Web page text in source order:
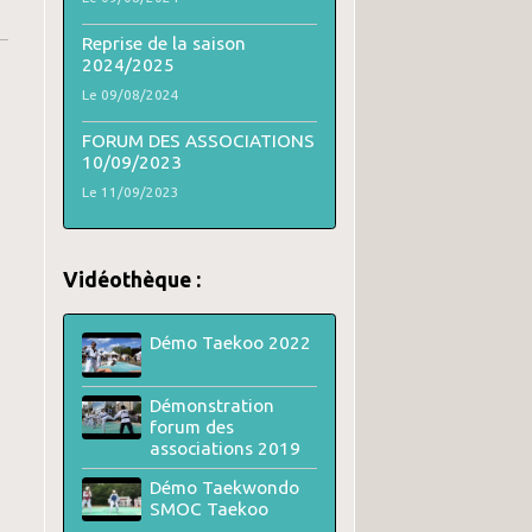
Reprise de la saison
2024/2025
Le 09/08/2024
FORUM DES ASSOCIATIONS
10/09/2023
Le 11/09/2023
Vidéothèque :
Démo Taekoo 2022
Démonstration
forum des
associations 2019
Démo Taekwondo
SMOC Taekoo